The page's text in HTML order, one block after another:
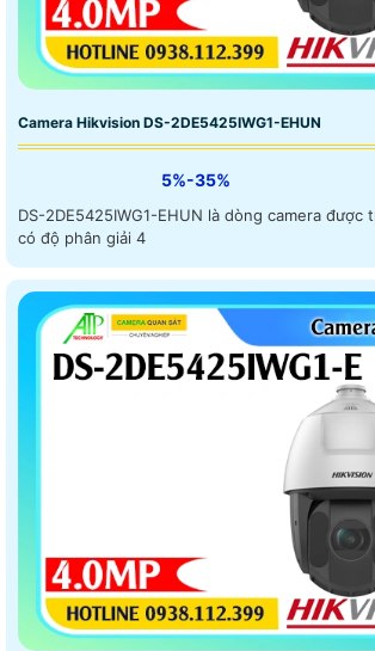
Camera Hikvision DS-2DE5425IWG1-EHUN
5%-35%
DS-2DE5425IWG1-EHUN là dòng camera được
có độ phân giải 4